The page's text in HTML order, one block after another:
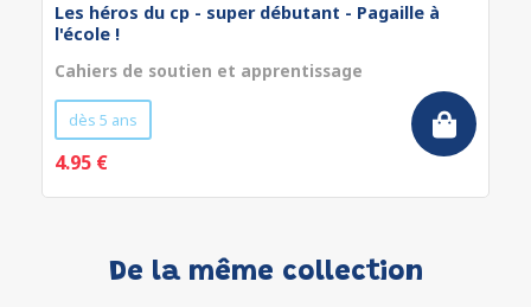
Les héros du cp - super débutant - Pagaille à
l'école !
Cahiers de soutien et apprentissage
dès 5 ans
4.95 €
De la même collection